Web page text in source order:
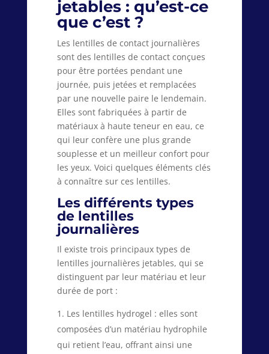
jetables : qu’est-ce
que c’est ?
Les lentilles de contact journalières
sont des lentilles de contact conçues
pour être portées pendant une
journée, puis jetées et remplacées
par une nouvelle paire le lendemain.
Elles sont fabriquées à partir de
matériaux à haute teneur en eau, ce
qui leur confère une plus grande
souplesse et un meilleur confort pour
les yeux. Voici quelques éléments clés
à connaître sur ces lentilles.
Les différents types
de lentilles
journalières
Il existe trois principaux types de
lentilles journalières jetables, qui se
distinguent par leur matériau et leur
durée de port :
Les lentilles hydrogel : elles sont
composées d’un matériau hydrophile
qui retient l’eau, offrant ainsi une